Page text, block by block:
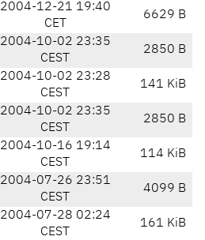
2004-12-21 19:40
CET
6629 B
2004-10-02 23:35
CEST
2850 B
2004-10-02 23:28
CEST
141 KiB
2004-10-02 23:35
CEST
2850 B
2004-10-16 19:14
CEST
114 KiB
2004-07-26 23:51
CEST
4099 B
2004-07-28 02:24
CEST
161 KiB